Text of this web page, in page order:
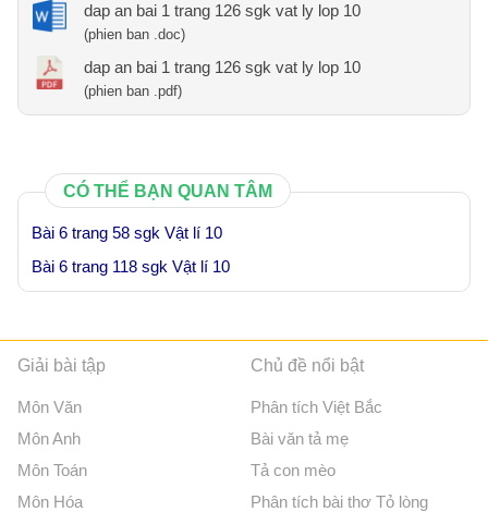
dap an bai 1 trang 126 sgk vat ly lop 10
(phien ban .doc)
dap an bai 1 trang 126 sgk vat ly lop 10
(phien ban .pdf)
CÓ THỂ BẠN QUAN TÂM
Bài 6 trang 58 sgk Vật lí 10
Bài 6 trang 118 sgk Vật lí 10
Giải bài tập
Môn Văn
Môn Anh
Môn Toán
Môn Hóa
Chủ đề nổi bật
Phân tích Việt Bắc
Bài văn tả mẹ
Tả con mèo
Phân tích bài thơ Tỏ lòng